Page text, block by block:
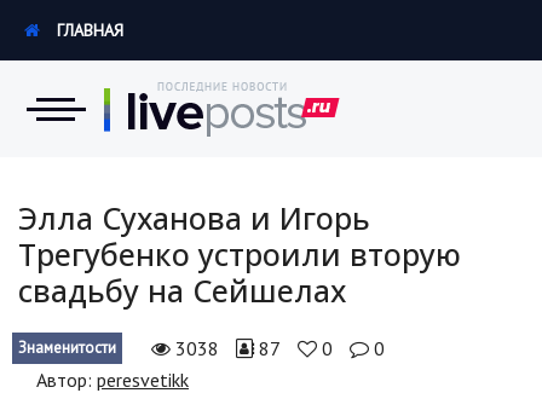
Экономика
Hi-Tech. Интернет
ГЛАВНАЯ
Элла Суханова и Игорь
Трегубенко устроили вторую
свадьбу на Сейшелах
Знаменитости 3038 87 0
0
Автор: peresvetikk